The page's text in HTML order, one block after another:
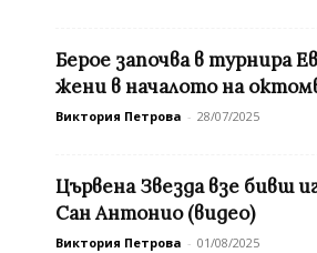
Берое започва в турнира
жени в началото на
Виктория Петрова - 28/07/2025
Цървена Звезда взе бивш
Сан Антонио (видео)
Виктория Петрова - 01/08/2025